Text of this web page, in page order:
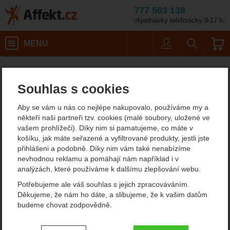
Souhlas s cookies
Aby se vám u nás co nejlépe nakupovalo, používáme my a
někteří naši partneři tzv. cookies (malé soubory, uložené ve
vašem prohlížeči). Díky nim si pamatujeme, co máte v
košíku, jak máte seřazené a vyfiltrované produkty, jestli jste
přihlášeni a podobně. Díky nim vám také nenabízíme
nevhodnou reklamu a pomáhají nám například i v
analýzách, které používáme k dalšímu zlepšování webu.
Potřebujeme ale váš souhlas s jejich zpracováváním.
Děkujeme, že nám ho dáte, a slibujeme, že k vašim datům
budeme chovat zodpovědně.
Nastavení souhlasů s kategoriemi
777 563 138
objednávky telefonicky 9-17 h.
MENU
Kouba Flex 1-6
Kouba Flex 1-6 friendy
doporučujeme!
Fotografie